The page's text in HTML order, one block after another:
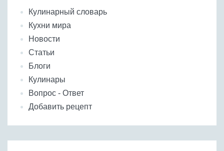
Кулинарный словарь
Кухни мира
Новости
Статьи
Блоги
Кулинары
Вопрос - Ответ
Добавить рецепт